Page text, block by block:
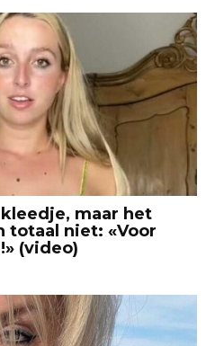
maar het
totaal niet: «Voor
(video)